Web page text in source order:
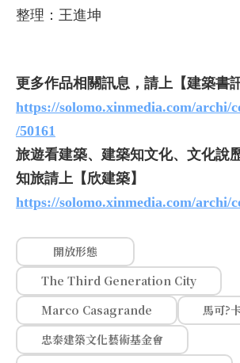
整理：王進坤
更多作品相關訊息，請上【建築書訊
https://solomo.xinmedia.com/archi/
/50161
旅遊看建築、建築知文化、文化說
知旅請上【欣建築】
https://solomo.xinmedia.com/archi/
開放形態
The Third Generation City
Marco Casagrande
馬可?
忠泰建築文化藝術基金會